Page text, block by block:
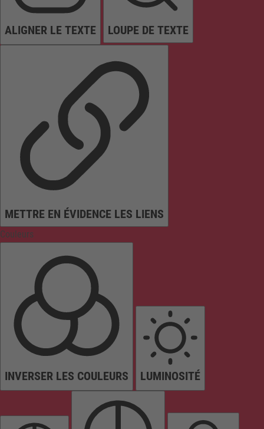
ALIGNER LE TEXTE LOUPE DE TEXTE
METTRE EN ÉVIDENCE LES LIENS
Couleurs
INVERSER LES COULEURS LUMINOSITÉ